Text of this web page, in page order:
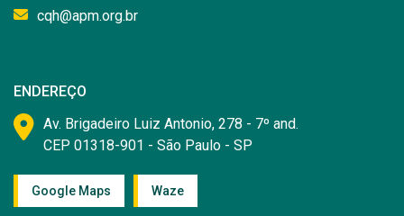
cqh@apm.org.br
ENDEREÇO
Av. Brigadeiro Luiz Antonio, 278 - 7º and.
CEP 01318-901 - São Paulo - SP
Google Maps Waze